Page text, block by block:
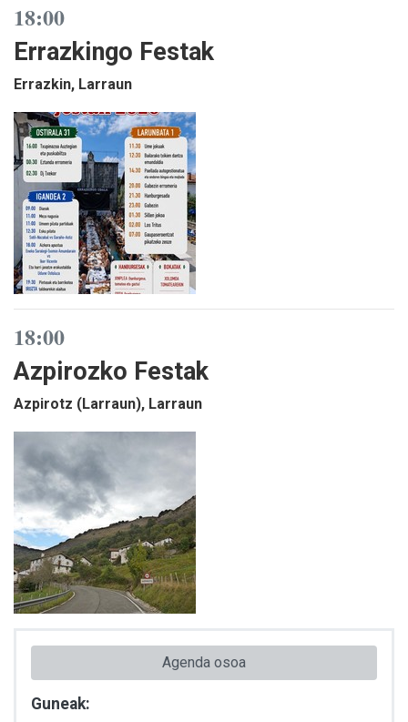
18:00
Errazkingo Festak
Errazkin, Larraun
18:00
Azpirozko Festak
Azpirotz (Larraun), Larraun
Agenda osoa
Guneak: